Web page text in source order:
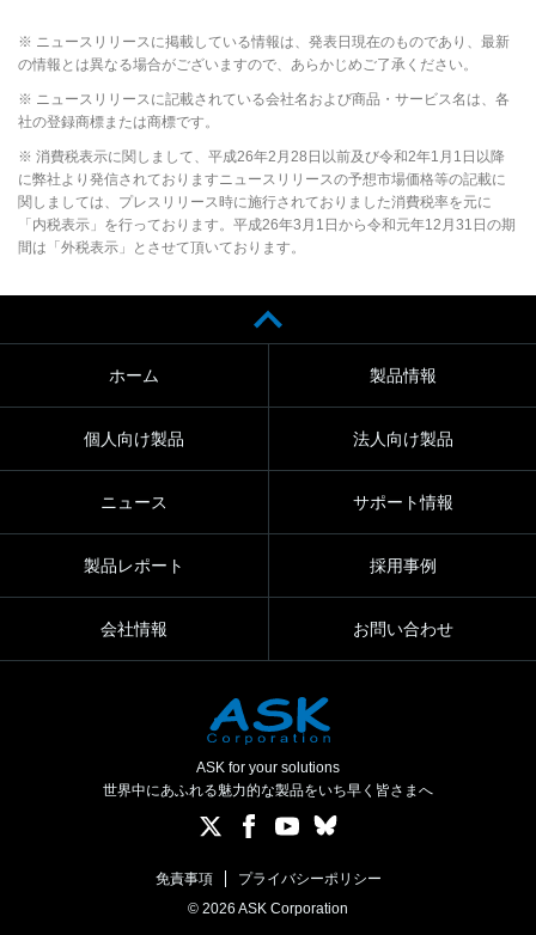
※ ニュースリリースに掲載している情報は、発表日現在のものであり、最新
の情報とは異なる場合がございますので、あらかじめご了承ください。
※ ニュースリリースに記載されている会社名および商品・サービス名は、各
社の登録商標または商標です。
※ 消費税表示に関しまして、平成26年2月28日以前及び令和2年1月1日以降
に弊社より発信されておりますニュースリリースの予想市場価格等の記載に
関しましては、プレスリリース時に施行されておりました消費税率を元に
「内税表示」を行っております。平成26年3月1日から令和元年12月31日の期
間は「外税表示」とさせて頂いております。
ホーム 製品情報
個人向け製品 法人向け製品
ニュース サポート情報
製品レポート 採用事例
会社情報 お問い合わせ
ASK for your solutions
世界中にあふれる魅力的な製品をいち早く皆さまへ
免責事項
プライバシーポリシー
© 2026 ASK Corporation